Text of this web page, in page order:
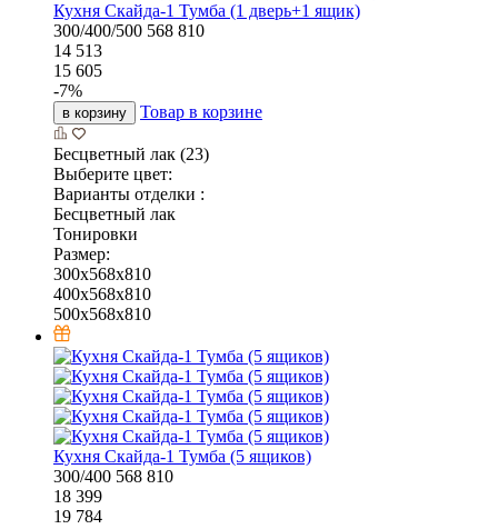
Кухня Скайда-1 Тумба (1 дверь+1 ящик)
300/400/500 568 810
14 513
15 605
-7%
в корзину Товар в корзине
Бесцветный лак (23)
Выберите цвет:
Варианты отделки :
Бесцветный лак
Тонировки
Размер:
300x568x810
400x568x810
500x568x810
Кухня Скайда-1 Тумба (5 ящиков)
300/400 568 810
18 399
19 784